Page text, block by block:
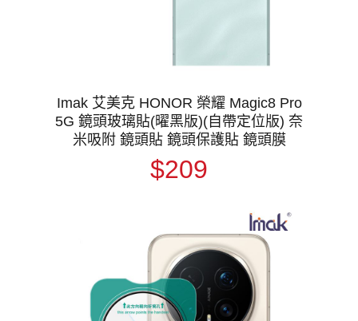
Imak 艾美克 HONOR 榮耀 Magic8 Pro
5G 鏡頭玻璃貼(曜黑版)(自帶定位版) 奈
米吸附 鏡頭貼 鏡頭保護貼 鏡頭膜
$209